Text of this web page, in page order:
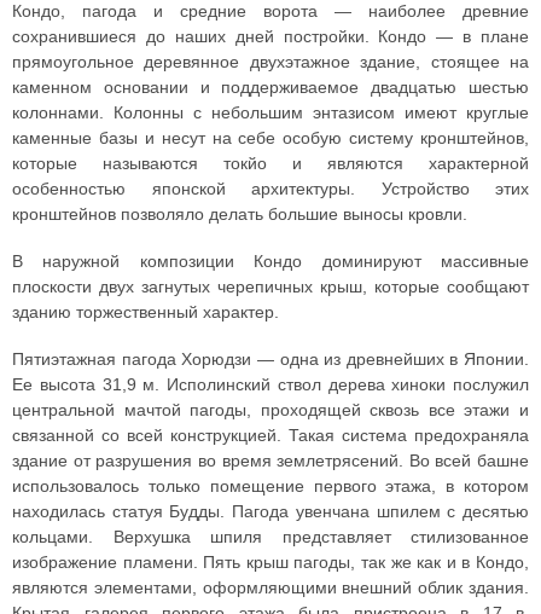
Кондо, пагода и средние ворота — наиболее древние
сохранившиеся до наших дней постройки. Кондо — в плане
прямоугольное деревянное двухэтажное здание, стоящее на
каменном основании и поддерживаемое двадцатью шестью
колоннами. Колонны с небольшим энтазисом имеют круглые
каменные базы и несут на себе особую систему кронштейнов,
которые называются токйо и являются характерной
особенностью японской архитектуры. Устройство этих
кронштейнов позволяло делать большие выносы кровли.
В наружной композиции Кондо доминируют массивные
плоскости двух загнутых черепичных крыш, которые сообщают
зданию торжественный характер.
Пятиэтажная пагода Хорюдзи — одна из древнейших в Японии.
Ее высота 31,9 м. Исполинский ствол дерева хиноки послужил
центральной мачтой пагоды, проходящей сквозь все этажи и
связанной со всей конструкцией. Такая система предохраняла
здание от разрушения во время землетрясений. Во всей башне
использовалось только помещение первого этажа, в котором
находилась статуя Будды. Пагода увенчана шпилем с десятью
кольцами. Верхушка шпиля представляет стилизованное
изображение пламени. Пять крыш пагоды, так же как и в Кондо,
являются элементами, оформляющими внешний облик здания.